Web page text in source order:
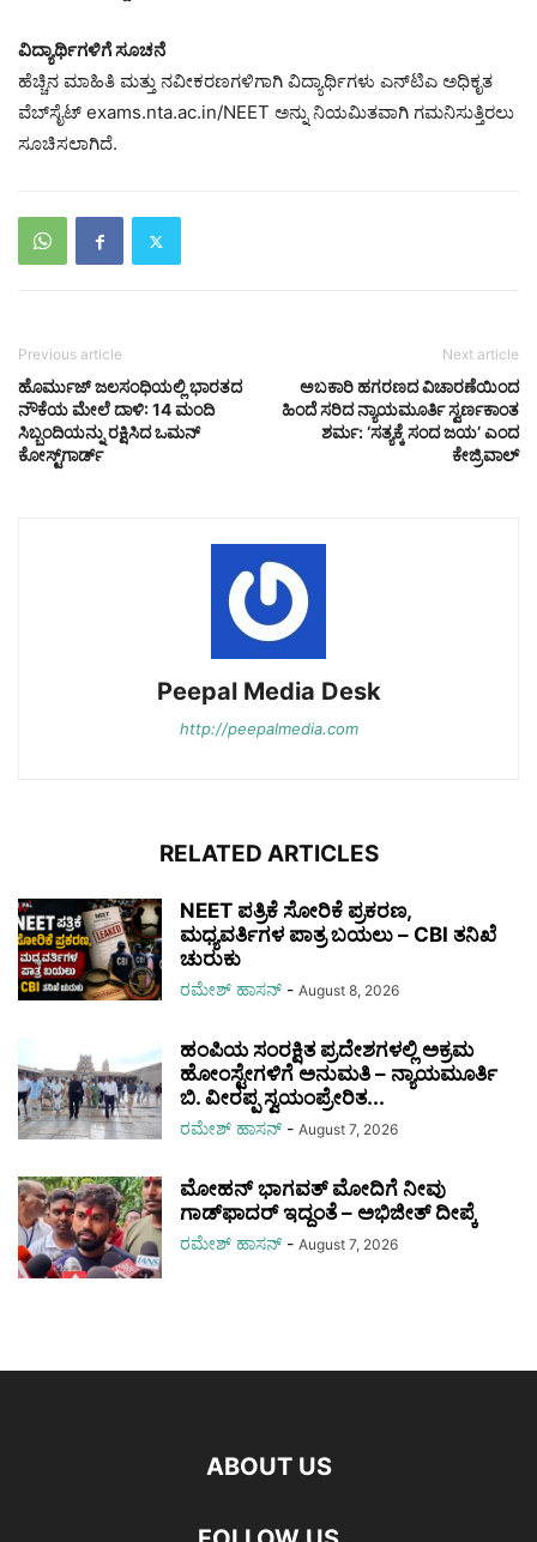
ವಿದ್ಯಾರ್ಥಿಗಳಿಗೆ ಸೂಚನೆ
ಹೆಚ್ಚಿನ ಮಾಹಿತಿ ಮತ್ತು ನವೀಕರಣಗಳಿಗಾಗಿ ವಿದ್ಯಾರ್ಥಿಗಳು ಎನ್‌ಟಿಎ ಅಧಿಕೃತ
ವೆಬ್‌ಸೈಟ್ exams.nta.ac.in/NEET ಅನ್ನು ನಿಯಮಿತವಾಗಿ ಗಮನಿಸುತ್ತಿರಲು
ಸೂಚಿಸಲಾಗಿದೆ.
Previous article
ಹೊರ್ಮುಜ್ ಜಲಸಂಧಿಯಲ್ಲಿ ಭಾರತದ
ನೌಕೆಯ ಮೇಲೆ ದಾಳಿ: 14 ಮಂದಿ
ಸಿಬ್ಬಂದಿಯನ್ನು ರಕ್ಷಿಸಿದ ಒಮನ್
ಕೋಸ್ಟ್‌ಗಾರ್ಡ್
Next article
ಅಬಕಾರಿ ಹಗರಣದ ವಿಚಾರಣೆಯಿಂದ
ಹಿಂದೆ ಸರಿದ ನ್ಯಾಯಮೂರ್ತಿ ಸ್ವರ್ಣಕಾಂತ
ಶರ್ಮ: ‘ಸತ್ಯಕ್ಕೆ ಸಂದ ಜಯ’ ಎಂದ
ಕೇಜ್ರಿವಾಲ್
Peepal Media Desk
http://peepalmedia.com
RELATED ARTICLES
NEET ಪತ್ರಿಕೆ ಸೋರಿಕೆ ಪ್ರಕರಣ,
ಮಧ್ಯವರ್ತಿಗಳ ಪಾತ್ರ ಬಯಲು – CBI ತನಿಖೆ
ಚುರುಕು
ರಮೇಶ್‌ ಹಾಸನ್‌ - August 8, 2026
ಹಂಪಿಯ ಸಂರಕ್ಷಿತ ಪ್ರದೇಶಗಳಲ್ಲಿ ಅಕ್ರಮ
ಹೋಂಸ್ಟೇಗಳಿಗೆ ಅನುಮತಿ – ನ್ಯಾಯಮೂರ್ತಿ
ಬಿ. ವೀರಪ್ಪ ಸ್ವಯಂಪ್ರೇರಿತ...
ರಮೇಶ್‌ ಹಾಸನ್‌ - August 7, 2026
ಮೋಹನ್ ಭಾಗವತ್ ಮೋದಿಗೆ ನೀವು
ಗಾಡ್‌ಫಾದರ್ ಇದ್ದಂತೆ – ಅಭಿಜೀತ್ ದೀಪ್ಕೆ
ರಮೇಶ್‌ ಹಾಸನ್‌ - August 7, 2026
ABOUT US